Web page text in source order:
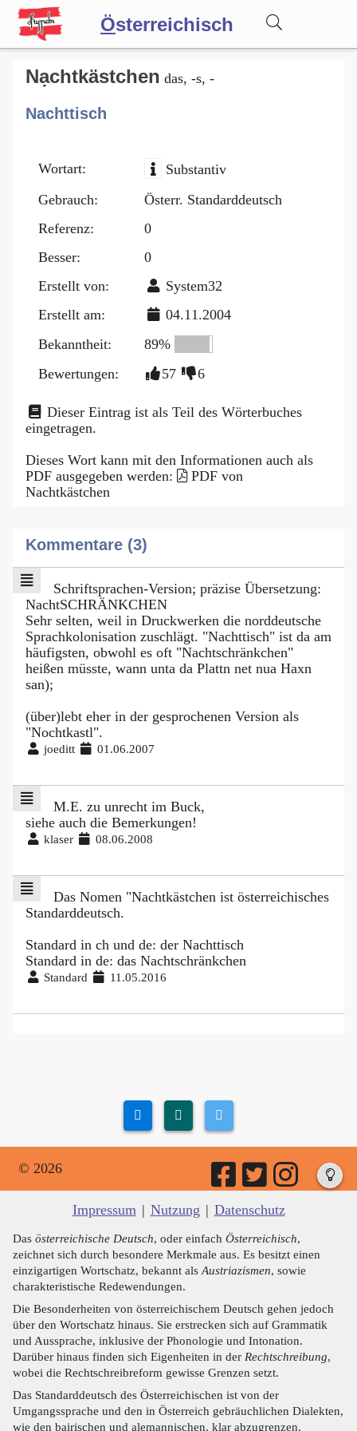
Österreichisch
Wörterbuch
Forum
Blog
Nạchtkästchen das, -s, -
Nachttisch
Wortart:
Substantiv
Gebrauch:
Österr. Standarddeutsch
Referenz:
0
Besser:
0
Erstellt von:
System32
Erstellt am:
04.11.2004
Bekanntheit:
89%
Bewertungen:
57 6
Dieser Eintrag ist als Teil des Wörterbuches
eingetragen.
Dieses Wort kann mit den Informationen auch als
PDF ausgegeben werden:
PDF von
Nachtkästchen
Kommentare (3)
Schriftsprachen-Version; präzise Übersetzung:
NachtSCHRÄNKCHEN
Sehr selten, weil in Druckwerken die norddeutsche
Sprachkolonisation zuschlägt. "Nachttisch" ist da am
häufigsten, obwohl es oft "Nachtschränkchen"
heißen müsste, wann unta da Plattn net nua Haxn
san);
(über)lebt eher in der gesprochenen Version als
"Nochtkastl".
joeditt 01.06.2007
M.E. zu unrecht im Buck,
siehe auch die Bemerkungen!
klaser 08.06.2008
Das Nomen "Nachtkästchen ist österreichisches
Standarddeutsch.
Standard in ch und de: der Nachttisch
Standard in de: das Nachtschränkchen
Standard 11.05.2016
© 2026
Impressum | Nutzung | Datenschutz
Das österreichische Deutsch, oder einfach Österreichisch,
zeichnet sich durch besondere Merkmale aus. Es besitzt einen
einzigartigen Wortschatz, bekannt als Austriazismen, sowie
charakteristische Redewendungen.
Die Besonderheiten von österreichischem Deutsch gehen jedoch
über den Wortschatz hinaus. Sie erstrecken sich auf Grammatik
und Aussprache, inklusive der Phonologie und Intonation.
Darüber hinaus finden sich Eigenheiten in der Rechtschreibung,
wobei die Rechtschreibreform gewisse Grenzen setzt.
Das Standarddeutsch des Österreichischen ist von der
Umgangssprache und den in Österreich gebräuchlichen Dialekten,
wie den bairischen und alemannischen, klar abzugrenzen.